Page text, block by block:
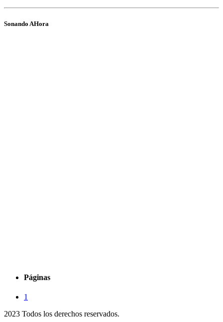
Sonando AHora
Páginas
1
2023 Todos los derechos reservados.